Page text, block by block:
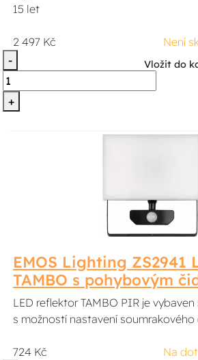
15 let
2 497 Kč
Není
-
+
Vložit do
EMOS Lighting ZS2941
TAMBO s pohybovým
LED reflektor TAMBO PIR je
s možností nastavení
724 Kč
Na